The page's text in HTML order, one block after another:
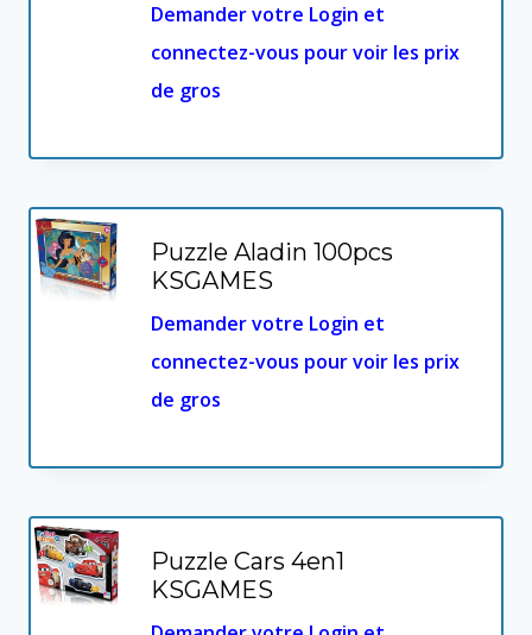
Demander votre Login et
connectez-vous pour voir les prix
de gros
Puzzle Aladin 100pcs
KSGAMES
Demander votre Login et
connectez-vous pour voir les prix
de gros
Puzzle Cars 4en1
KSGAMES